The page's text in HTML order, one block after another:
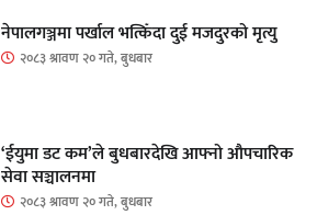
नेपालगञ्जमा पर्खाल भत्किँदा दुई मजदुरको मृत्यु
२०८३ श्रावण २० गते, बुधबार
‘ईयुमा डट कम’ले बुधबारदेखि आफ्नो औपचारिक
सेवा सञ्चालनमा
२०८३ श्रावण २० गते, बुधबार